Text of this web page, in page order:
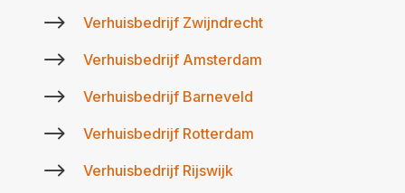
$ Verhuisbedrijf Zwijndrecht
$ Verhuisbedrijf Amsterdam
$ Verhuisbedrijf Barneveld
$ Verhuisbedrijf Rotterdam
$ Verhuisbedrijf Rijswijk